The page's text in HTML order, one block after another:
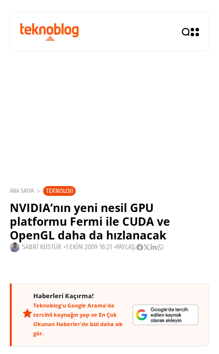
ANA SAYFA TEKNOLOJI
NVIDIA’nın yeni nesil GPU
platformu Fermi ile CUDA ve
OpenGL daha da hızlanacak
SABRI KÜSTÜR 1 EKIM 2009 16:21 PAYLAŞ:
Haberleri Kaçırma!
Teknoblog'u Google Arama'da
tercihli kaynağın yap ve En Çok
Okunan Haberler'de bizi daha sık
gör.